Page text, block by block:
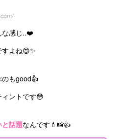
な感じ..❤️
すよね😍✨
のもgood👍
ントです😳
と話題なんです💄📸👍